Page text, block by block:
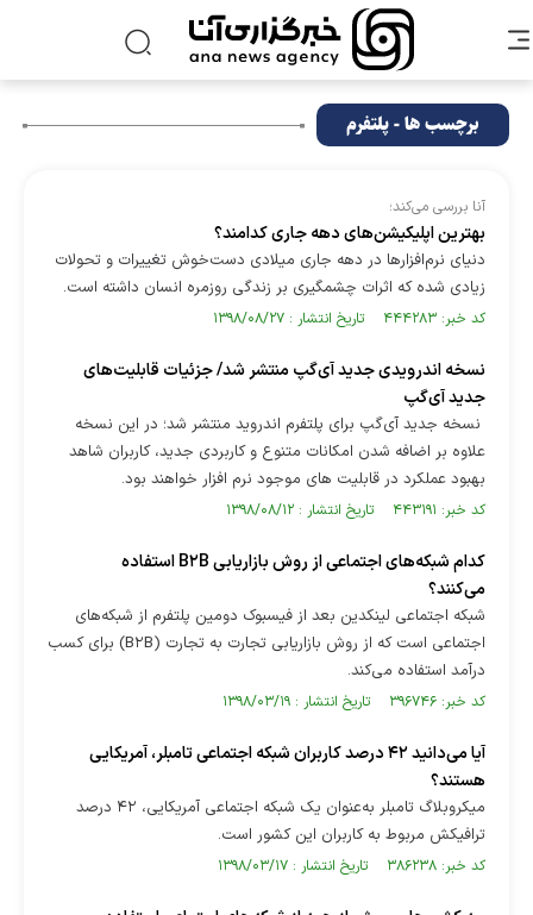
برچسب ها - پلتفرم
آنا بررسی می‌کند؛
بهترین اپلیکیشن‌های دهه جاری کدامند؟
دنیای نرم‌افزارها در دهه جاری میلادی دست‌خوش تغییرات و تحولات
زیادی شده که اثرات چشمگیری بر زندگی روزمره انسان داشته است.
کد خبر: ۴۴۴۲۸۳ تاریخ انتشار : ۱۳۹۸/۰۸/۲۷
نسخه اندرویدی جدید آی‌گپ منتشر شد/ جزئیات قابلیت‌های
جدید آی‌گپ
نسخه جدید آی‌گپ برای پلتفرم اندروید منتشر شد؛ در این نسخه
علاوه بر اضافه شدن امکانات متنوع و کاربردی جدید، کاربران شاهد
بهبود عملکرد در قابلیت های موجود نرم افزار خواهند بود.
کد خبر: ۴۴۳۱۹۱ تاریخ انتشار : ۱۳۹۸/۰۸/۱۲
کدام شبکه‌های اجتماعی از روش بازاریابی B۲B استفاده
می‌کنند؟
شبکه اجتماعی لینکدین بعد از فیسبوک دومین پلتفرم از شبکه‌های
اجتماعی است که از روش بازاریابی تجارت به تجارت (B۲B) برای کسب
درآمد استفاده می‌کند.
کد خبر: ۳۹۶۷۴۶ تاریخ انتشار : ۱۳۹۸/۰۳/۱۹
آیا می‌دانید ۴۲ درصد کاربران شبکه اجتماعی تامبلر، آمریکایی
هستند؟
میکروبلاگ تامبلر به‌عنوان یک شبکه اجتماعی آمریکایی، ۴۲ درصد
ترافیکش مربوط به کاربران این کشور است.
کد خبر: ۳۸۶۲۳۸ تاریخ انتشار : ۱۳۹۸/۰۳/۱۷